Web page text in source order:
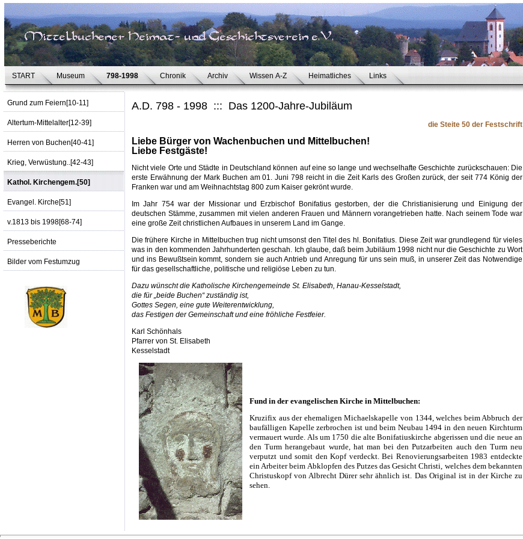
START Museum 798-1998 Chronik Archiv Wissen A-Z Heimatliches Links
Grund zum Feiern[10-11]
Altertum-Mittelalter[12-39]
Herren von Buchen[40-41]
Krieg, Verwüstung..[42-43]
Kathol. Kirchengem.[50]
Evangel. Kirche[51]
v.1813 bis 1998[68-74]
Presseberichte
Bilder vom Festumzug
A.D. 798 - 1998 ::: Das 1200-Jahre-Jubiläum
die Steite 50 der Festschrift
Liebe Bürger von Wachenbuchen und Mittelbuchen!
Liebe Festgäste!
Nicht viele Orte und Städte in Deutschland können auf eine so lange und wechselhafte Geschichte zurückschauen: Die
erste Erwähnung der Mark Buchen am 01. Juni 798 reicht in die Zeit Karls des Großen zurück, der seit 774 König der
Franken war und am Weihnachtstag 800 zum Kaiser gekrönt wurde.
Im Jahr 754 war der Missionar und Erzbischof Bonifatius gestorben, der die Christianisierung und Einigung der
deutschen Stämme, zusammen mit vielen anderen Frauen und Männern vorangetrieben hatte. Nach seinem Tode war
eine große Zeit christlichen Aufbaues in unserem Land im Gange.
Die frühere Kirche in Mittelbuchen trug nicht umsonst den Titel des hl. Bonifatius. Diese Zeit war grundlegend für vieles
was in den kommenden Jahrhunderten geschah. Ich glaube, daß beim Jubiläum 1998 nicht nur die Geschichte zu Wort
und ins Bewußtsein kommt, sondern sie auch Antrieb und Anregung für uns sein muß, in unserer Zeit das Notwendige
für das gesellschaftliche, politische und religiöse Leben zu tun.
Dazu wünscht die Katholische Kirchengemeinde St. Elisabeth, Hanau-Kesselstadt,
die für „beide Buchen“ zuständig ist,
Gottes Segen, eine gute Weiterentwicklung,
das Festigen der Gemeinschaft und eine fröhliche Festfeier.
Karl Schönhals
Pfarrer von St. Elisabeth
Kesselstadt
Fund in der evangelischen Kirche in Mittelbuchen:
Kruzifix aus der ehemaligen Michaelskapelle von 1344, welches beim Abbruch der
baufälligen Kapelle zerbrochen ist und beim Neubau 1494 in den neuen Kirchturm
vermauert wurde. Als um 1750 die alte Bonifatiuskirche abgerissen und die neue an
den Turm herangebaut wurde, hat man bei den Putzarbeiten auch den Turm neu
verputzt und somit den Kopf verdeckt. Bei Renovierungsarbeiten 1983 entdeckte
ein Arbeiter beim Abklopfen des Putzes das Gesicht Christi, welches dem bekannten
Christuskopf von Albrecht Dürer sehr ähnlich ist. Das Original ist in der Kirche zu
sehen.